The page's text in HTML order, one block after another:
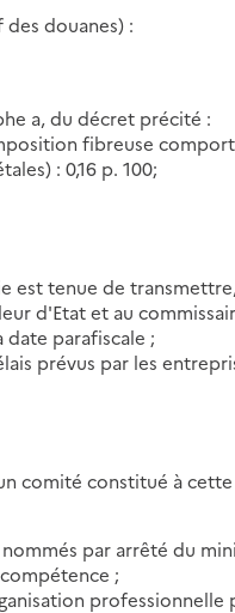
des douanes) :
a, du décret précité :
fibreuse
: 0,16 p. 100;
est tenue de
d'Etat et au
date parafiscale ;
prévus par les
comité constitué à
par arrêté du
;
professionnelle